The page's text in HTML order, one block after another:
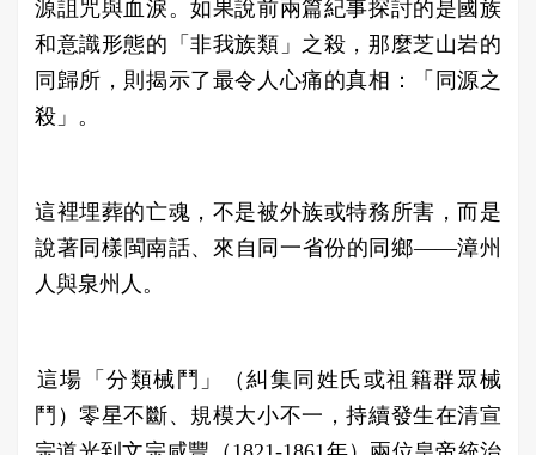
源詛咒與血淚。如果說前兩篇紀事探討的是國族
和意識形態的「非我族類」之殺，那麼芝山岩的
同歸所，則揭示了最令人心痛的真相：「同源之
殺」。
這裡埋葬的亡魂，不是被外族或特務所害，而是
說著同樣閩南話、來自同一省份的同鄉——漳州
人與泉州人。
​這場「分類械鬥」（糾集同姓氏或祖籍群眾械
鬥）零星不斷、規模大小不一，持續發生在清宣